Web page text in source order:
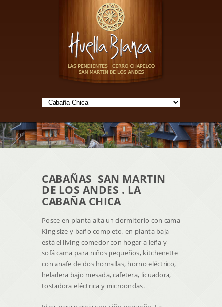
CABAÑAS SAN MARTIN
DE LOS ANDES . LA
CABAÑA CHICA
Posee en planta alta un dormitorio con cama
King size y baño completo, en planta baja
está el living comedor con hogar a leña y
sofá cama para niños pequeños, kitchenette
con anafe de dos hornallas, horno eléctrico,
heladera bajo mesada, cafetera, licuadora,
tostadora eléctrica y microondas.